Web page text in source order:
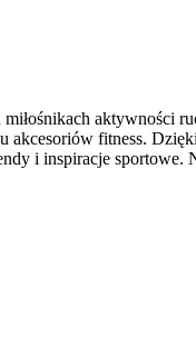
aktywności
akcesoriów fitness.
i inspiracje